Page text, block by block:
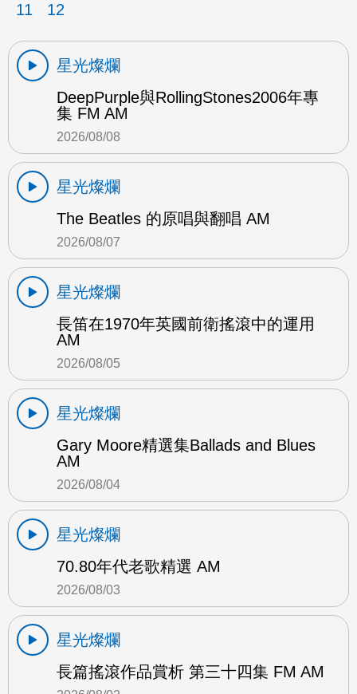
11
12
星光燦爛
DeepPurple與RollingStones2006年專
集 FM AM
2026/08/08
星光燦爛
The Beatles 的原唱與翻唱 AM
2026/08/07
星光燦爛
長笛在1970年英國前衛搖滾中的運用
AM
2026/08/05
星光燦爛
Gary Moore精選集Ballads and Blues
AM
2026/08/04
星光燦爛
70.80年代老歌精選 AM
2026/08/03
星光燦爛
長篇搖滾作品賞析 第三十四集 FM AM